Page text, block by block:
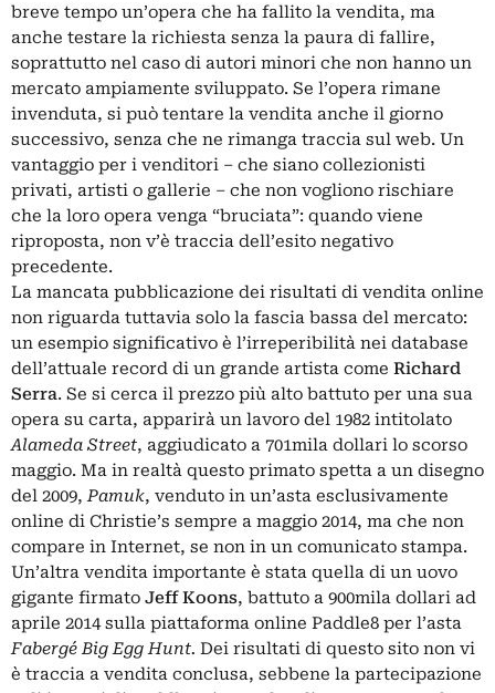
breve tempo un’opera che ha fallito la vendita, ma
anche testare la richiesta senza la paura di fallire,
soprattutto nel caso di autori minori che non hanno un
mercato ampiamente sviluppato. Se l’opera rimane
invenduta, si può tentare la vendita anche il giorno
successivo, senza che ne rimanga traccia sul web. Un
vantaggio per i venditori – che siano collezionisti
privati, artisti o gallerie – che non vogliono rischiare
che la loro opera venga “bruciata”: quando viene
riproposta, non v’è traccia dell’esito negativo
precedente.
La mancata pubblicazione dei risultati di vendita online
non riguarda tuttavia solo la fascia bassa del mercato:
un esempio significativo è l’irreperibilità nei database
dell’attuale record di un grande artista come Richard
Serra. Se si cerca il prezzo più alto battuto per una sua
opera su carta, apparirà un lavoro del 1982 intitolato
Alameda Street, aggiudicato a 701mila dollari lo scorso
maggio. Ma in realtà questo primato spetta a un disegno
del 2009,Pamuk, venduto in un’asta esclusivamente
online di Christie’s sempre a maggio 2014, ma che non
compare in Internet, se non in un comunicato stampa.
Un’altra vendita importante è stata quella di un uovo
gigante firmato Jeff Koons, battuto a 900mila dollari ad
aprile 2014 sulla piattaforma online Paddle8 per l’asta
Fabergé Big Egg Hunt. Dei risultati di questo sito non vi
è traccia a vendita conclusa, sebbene la partecipazione